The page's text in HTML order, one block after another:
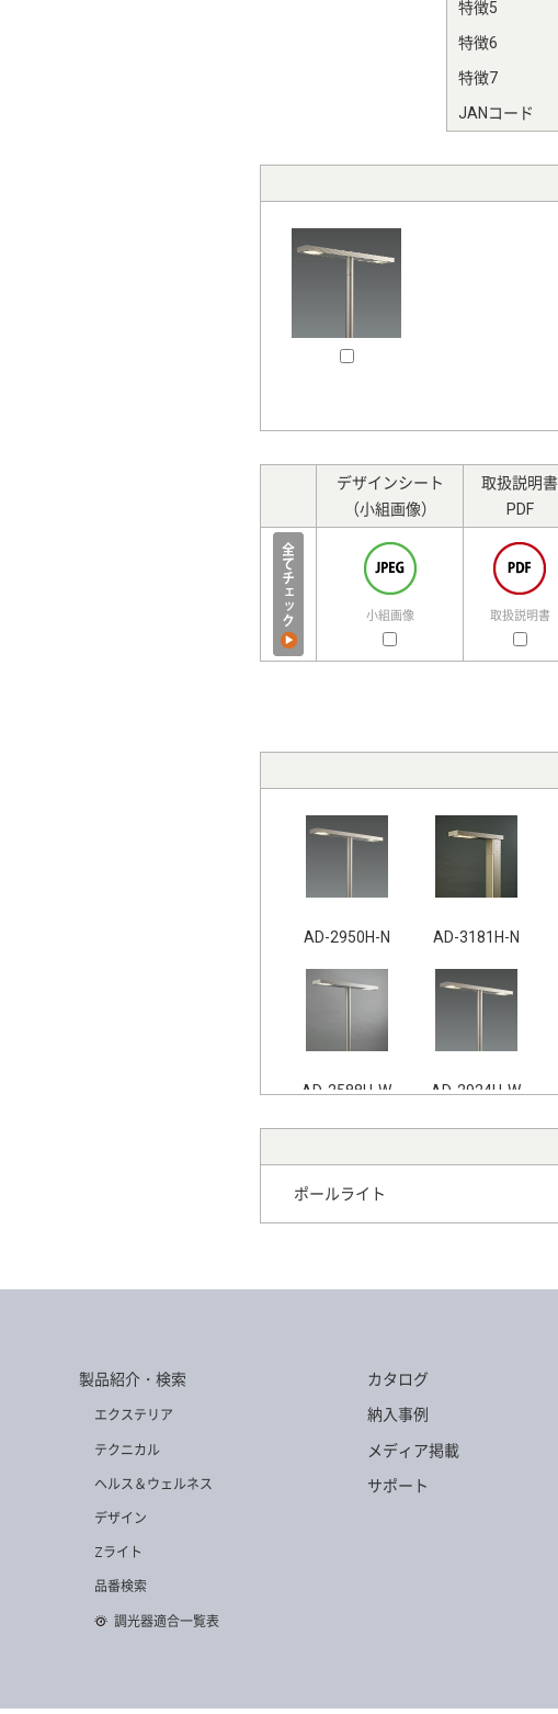
特徴5
特徴6
特徴7
JANコード
デザインシート
（小組画像）
取扱説明書
PDF
小組画像 取扱説明書
AD-2950H-N AD-3181H-N
AD-2588H-W AD-2924H-W
AD-2587H-L AD-2585H-L
ポールライト
製品紹介・検索
エクステリア
テクニカル
ヘルス＆ウェルネス
デザイン
Zライト
品番検索
調光器適合一覧表
カタログ
納入事例
メディア掲載
サポート